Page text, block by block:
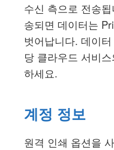
수신 측으로 전송
송되면 데이터는
벗어납니다. 데이
당 클라우드 서비
하세요.
계정 정보
원격 인쇄 옵션을